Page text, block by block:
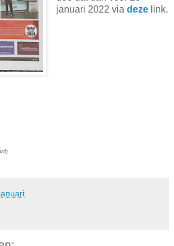
januari 2022 via dezelink.